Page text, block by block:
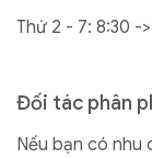
Thứ 2 - 7: 8:30 -
Đối tác phân
Nếu bạn có nhu